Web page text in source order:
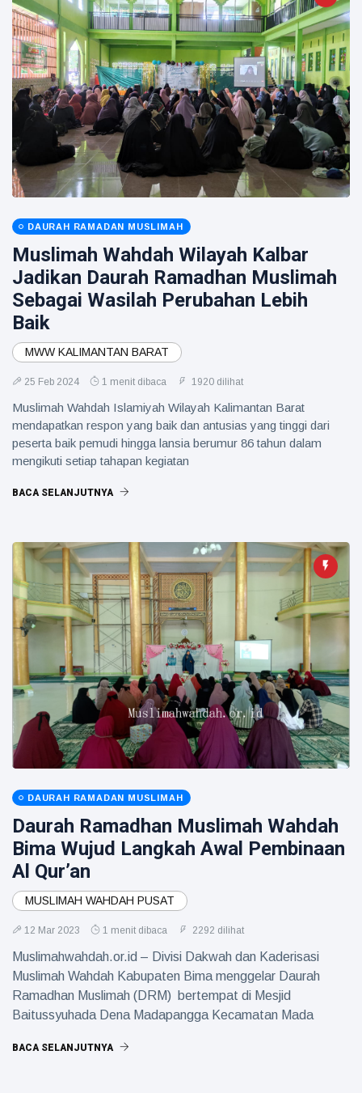
DAURAH RAMADAN MUSLIMAH
Muslimah Wahdah Wilayah Kalbar
Jadikan Daurah Ramadhan Muslimah
Sebagai Wasilah Perubahan Lebih
Baik
MWW KALIMANTAN BARAT
25 Feb 2024 1 menit dibaca 1920 dilihat
Muslimah Wahdah Islamiyah Wilayah Kalimantan Barat
mendapatkan respon yang baik dan antusias yang tinggi dari
peserta baik pemudi hingga lansia berumur 86 tahun dalam
mengikuti setiap tahapan kegiatan
BACA SELANJUTNYA
DAURAH RAMADAN MUSLIMAH
Daurah Ramadhan Muslimah Wahdah
Bima Wujud Langkah Awal Pembinaan
Al Qur’an
MUSLIMAH WAHDAH PUSAT
12 Mar 2023 1 menit dibaca 2292 dilihat
Muslimahwahdah.or.id – Divisi Dakwah dan Kaderisasi
Muslimah Wahdah Kabupaten Bima menggelar Daurah
Ramadhan Muslimah (DRM) bertempat di Mesjid
Baitussyuhada Dena Madapangga Kecamatan Mada
BACA SELANJUTNYA